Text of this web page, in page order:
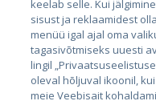
keelab selle. Kui
sisust ja reklaamidest
menüü igal ajal oma
tagasivõtmiseks uuesti
lingil
oleval hõljuval ikoonil,
meie Veebisait